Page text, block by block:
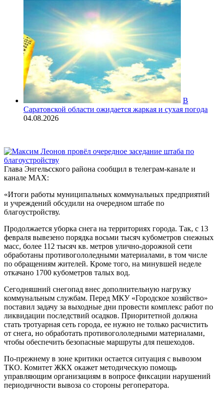
В
Саратовской области ожидается жаркая и сухая погода
04.08.2026
Глава Энгельсского района сообщил в телеграм-канале и
канале МАХ:
«Итоги работы муниципальных коммунальных предприятий
и учреждений обсудили на очередном штабе по
благоустройству.
Продолжается уборка снега на территориях города. Так, с 13
февраля вывезено порядка восьми тысяч кубометров снежных
масс, более 112 тысяч кв. метров улично-дорожной сети
обработаны противогололедными материалами, в том числе
по обращениям жителей. Кроме того, на минувшей неделе
откачано 1700 кубометров талых вод.
Сегодняшний снегопад внес дополнительную нагрузку
коммунальным службам. Перед МКУ «Городское хозяйство»
поставил задачу за выходные дни провести комплекс работ по
ликвидации последствий осадков. Приоритетной должна
стать тротуарная сеть города, ее нужно не только расчистить
от снега, но обработать противогололедными материалами,
чтобы обеспечить безопасные маршруты для пешеходов.
По-прежнему в зоне критики остается ситуация с вывозом
ТКО. Комитет ЖКХ окажет методическую помощь
управляющим организациям в вопросе фиксации нарушений
периодичности вывоза со стороны регоператора.